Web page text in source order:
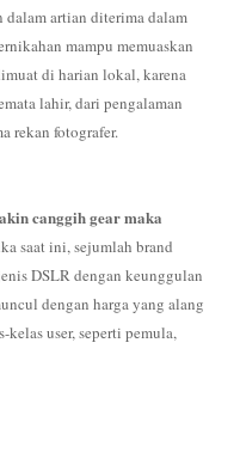
dalam artian diterima dalam
mampu memuaskan
di harian lokal, karena
lahir, dari pengalaman
rekan fotografer.
canggih gear maka
saat ini, sejumlah brand
DSLR dengan keunggulan
dengan harga yang alang
user, seperti pemula,